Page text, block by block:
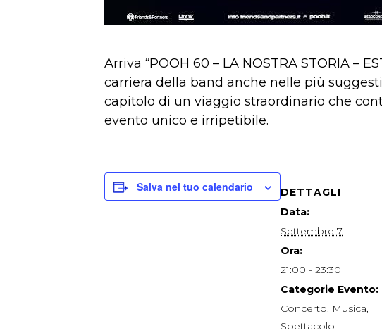
Arriva “POOH 60 – LA NOSTRA STORIA –
carriera della band anche nelle più
capitolo di un viaggio straordinario che
evento unico e irripetibile.
Salva nel tuo calendario
DETTAGLI
Data:
Settembre 7
Ora:
21:00 - 23:30
Categorie Evento:
Concerto, Musica,
Spettacolo